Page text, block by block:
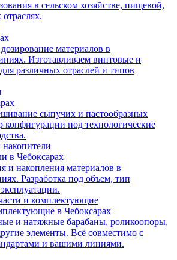
в сельском хозяйстве, пищевой,
материалов в
Изготавливаем винтовые и
различных отраслей и типов
сыпучих и пастообразных
под технологические
в Чебоксарах
и накопления материалов в
Разработка под объем, тип
в Чебоксарах
и натяжные барабаны, роликоопоры,
элементы. Всё совместимо с
и вашими линиями.